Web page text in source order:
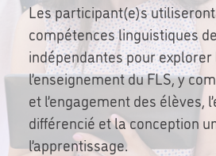
Les participant(e)s
compétences linguistiques
indépendantes pour
l’enseignement du FLS, y
et l’engagement des élèves,
différencié et la conception
l’apprentissage.